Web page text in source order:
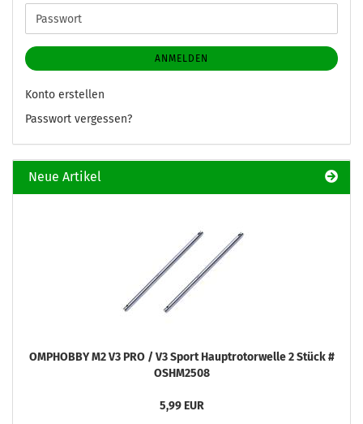
Adresse
Passwort
ANMELDEN
Konto erstellen
Passwort vergessen?
Neue Artikel
OMPHOBBY M2 V3 PRO / V3 Sport Hauptrotorwelle 2 Stück #
OSHM2508
5,99 EUR